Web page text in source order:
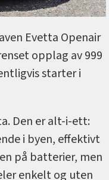
Evetta Openair
opplag av 999
starter i
Den er alt-i-ett:
i byen, effektivt
på batterier, men
enkelt og uten